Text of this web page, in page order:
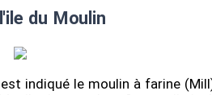
du Moulin
indiqué le moulin à farine